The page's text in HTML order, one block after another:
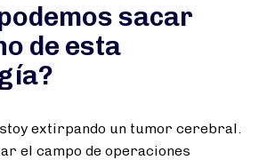
sacar
de esta
extirpando un tumor cerebral.
el campo de operaciones